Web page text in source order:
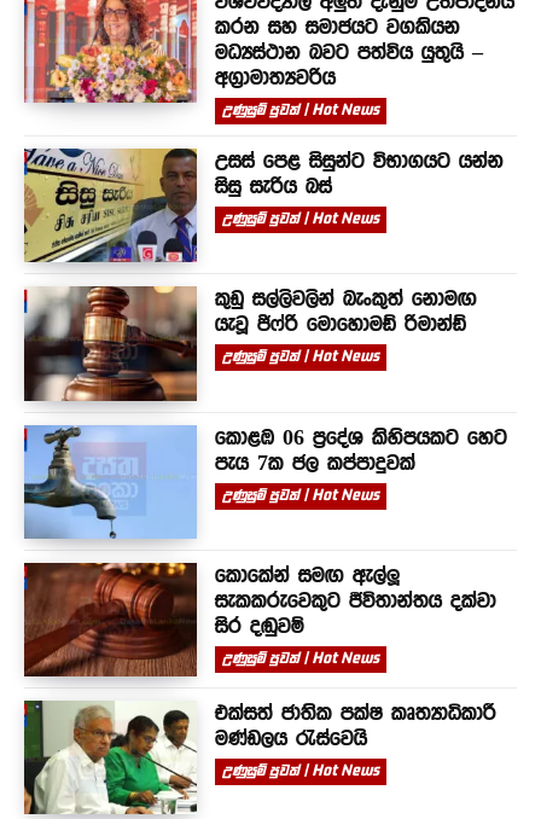
කරන සහ සමාජයට වගකියන
මධ්‍යස්ථාන බවට පත්විය යුතුයි –
අග්‍රාමාත්‍යවරිය
උණුසුම් පුවත් | Hot News
උසස් පෙළ සිසුන්ට විභාගයට යන්න
සිසු සැරිය බස්
උණුසුම් පුවත් | Hot News
කුඩු සල්ලිවලින් බැංකුත් නොමඟ
යැවූ ජිෆ්රි මොහොමඩ් රිමාන්ඩ්
උණුසුම් පුවත් | Hot News
කොළඹ 06 ප්‍රදේශ කිහිපයකට හෙට
පැය 7ක ජල කප්පාදුවක්
උණුසුම් පුවත් | Hot News
කොකේන් සමඟ ඇල්ලූ
සැකකරුවෙකුට ජීවිතාන්තය දක්වා
සිර දඬුවම්
උණුසුම් පුවත් | Hot News
එක්සත් ජාතික පක්ෂ කෘත්‍යාධිකාරී
මණ්ඩලය රැස්වෙයි
උණුසුම් පුවත් | Hot News